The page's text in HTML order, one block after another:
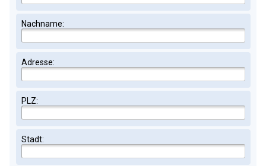
Nachname:
Adresse:
PLZ:
Stadt: